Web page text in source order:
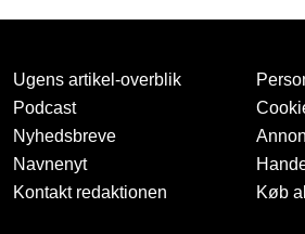
Ugens artikel-overblik
Podcast
Nyhedsbreve
Navnenyt
Kontakt redaktionen
Køb